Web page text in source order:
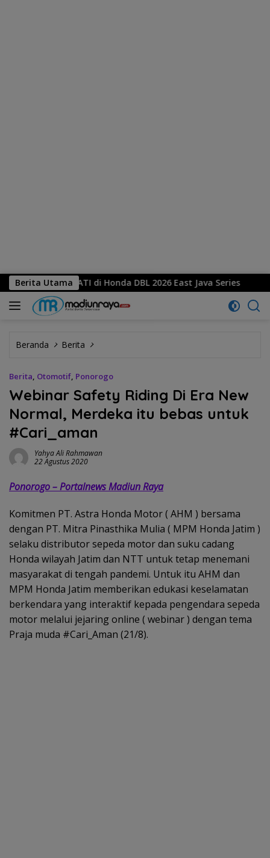
Berita Utama
HATI di Honda DBL 2026 East Java Series SMKN
Beranda Berita
Berita, Otomotif, Ponorogo
Webinar Safety Riding Di Era New
Normal, Merdeka itu bebas untuk
#Cari_aman
Yahya Ali Rahmawan
22 Agustus 2020
Ponorogo – Portalnews Madiun Raya
Komitmen PT. Astra Honda Motor ( AHM ) bersama
dengan PT. Mitra Pinasthika Mulia ( MPM Honda Jatim )
selaku distributor sepeda motor dan suku cadang
Honda wilayah Jatim dan NTT untuk tetap menemani
masyarakat di tengah pandemi. Untuk itu AHM dan
MPM Honda Jatim memberikan edukasi keselamatan
berkendara yang interaktif kepada pengendara sepeda
motor melalui jejaring online ( webinar ) dengan tema
Praja muda #Cari_Aman (21/8).